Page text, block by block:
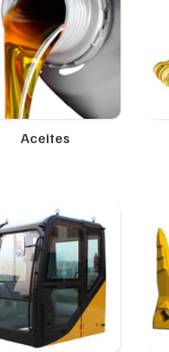
Aceites